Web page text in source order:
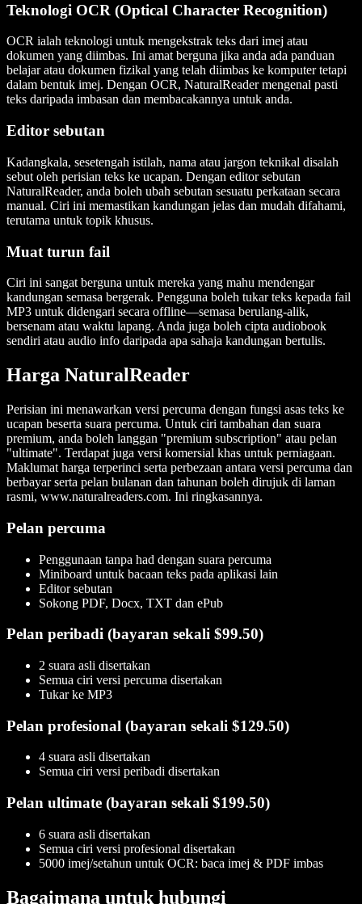
Teknologi OCR (Optical Character Recognition)
OCR ialah teknologi untuk mengekstrak teks dari imej atau
dokumen yang diimbas. Ini amat berguna jika anda ada panduan
belajar atau dokumen fizikal yang telah diimbas ke komputer tetapi
dalam bentuk imej. Dengan OCR, NaturalReader mengenal pasti
teks daripada imbasan dan membacakannya untuk anda.
Editor sebutan
Kadangkala, sesetengah istilah, nama atau jargon teknikal disalah
sebut oleh perisian teks ke ucapan. Dengan editor sebutan
NaturalReader, anda boleh ubah sebutan sesuatu perkataan secara
manual. Ciri ini memastikan kandungan jelas dan mudah difahami,
terutama untuk topik khusus.
Muat turun fail
Ciri ini sangat berguna untuk mereka yang mahu mendengar
kandungan semasa bergerak. Pengguna boleh tukar teks kepada fail
MP3 untuk didengari secara offline—semasa berulang-alik,
bersenam atau waktu lapang. Anda juga boleh cipta audiobook
sendiri atau audio info daripada apa sahaja kandungan bertulis.
Harga NaturalReader
Perisian ini menawarkan versi percuma dengan fungsi asas teks ke
ucapan beserta suara percuma. Untuk ciri tambahan dan suara
premium, anda boleh langgan "premium subscription" atau pelan
"ultimate". Terdapat juga versi komersial khas untuk perniagaan.
Maklumat harga terperinci serta perbezaan antara versi percuma dan
berbayar serta pelan bulanan dan tahunan boleh dirujuk di laman
rasmi, www.naturalreaders.com. Ini ringkasannya.
Pelan percuma
Penggunaan tanpa had dengan suara percuma
Miniboard untuk bacaan teks pada aplikasi lain
Editor sebutan
Sokong PDF, Docx, TXT dan ePub
Pelan peribadi (bayaran sekali $99.50)
2 suara asli disertakan
Semua ciri versi percuma disertakan
Tukar ke MP3
Pelan profesional (bayaran sekali $129.50)
4 suara asli disertakan
Semua ciri versi peribadi disertakan
Pelan ultimate (bayaran sekali $199.50)
6 suara asli disertakan
Semua ciri versi profesional disertakan
5000 imej/setahun untuk OCR: baca imej & PDF imbas
Bagaimana untuk hubungi